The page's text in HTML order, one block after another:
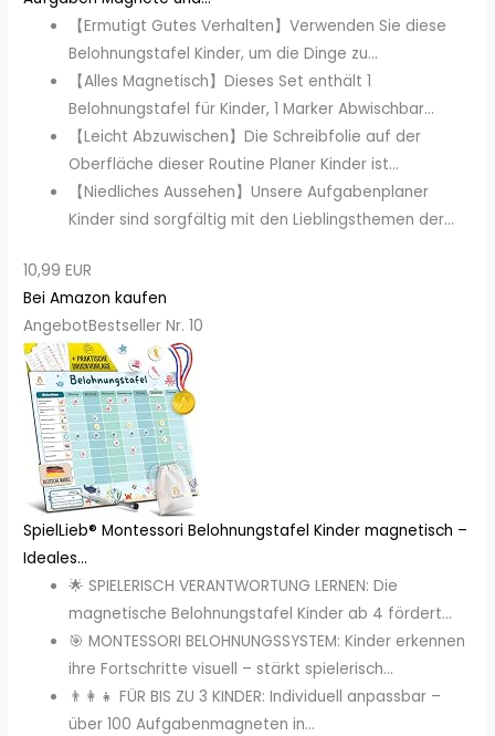
【Ermutigt Gutes Verhalten】Verwenden Sie diese
Belohnungstafel Kinder, um die Dinge zu...
【Alles Magnetisch】Dieses Set enthält 1
Belohnungstafel für Kinder, 1 Marker Abwischbar...
【Leicht Abzuwischen】Die Schreibfolie auf der
Oberfläche dieser Routine Planer Kinder ist...
【Niedliches Aussehen】Unsere Aufgabenplaner
Kinder sind sorgfältig mit den Lieblingsthemen der...
10,99 EUR
Bei Amazon kaufen
AngebotBestseller Nr. 10
SpielLieb® Montessori Belohnungstafel Kinder magnetisch –
Ideales...
🌟 SPIELERISCH VERANTWORTUNG LERNEN: Die
magnetische Belohnungstafel Kinder ab 4 fördert...
🎯 MONTESSORI BELOHNUNGSSYSTEM: Kinder erkennen
ihre Fortschritte visuell – stärkt spielerisch...
👨‍👩‍👧 FÜR BIS ZU 3 KINDER: Individuell anpassbar –
über 100 Aufgabenmagneten in...